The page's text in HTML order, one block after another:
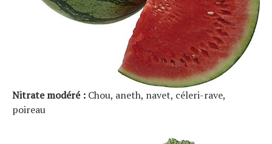
Nitrate modéré : Chou, aneth, navet, céleri-rave,
poireau